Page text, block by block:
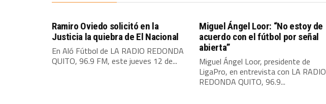
Ramiro Oviedo solicitó en la
Justicia la quiebra de El Nacional
En Aló Fútbol de LA RADIO REDONDA
QUITO, 96.9 FM, este jueves 12 de...
Miguel Ángel Loor: “No estoy de
acuerdo con el fútbol por señal
abierta”
Miguel Ángel Loor, presidente de
LigaPro, en entrevista con LA RADIO
REDONDA QUITO, 96.9...